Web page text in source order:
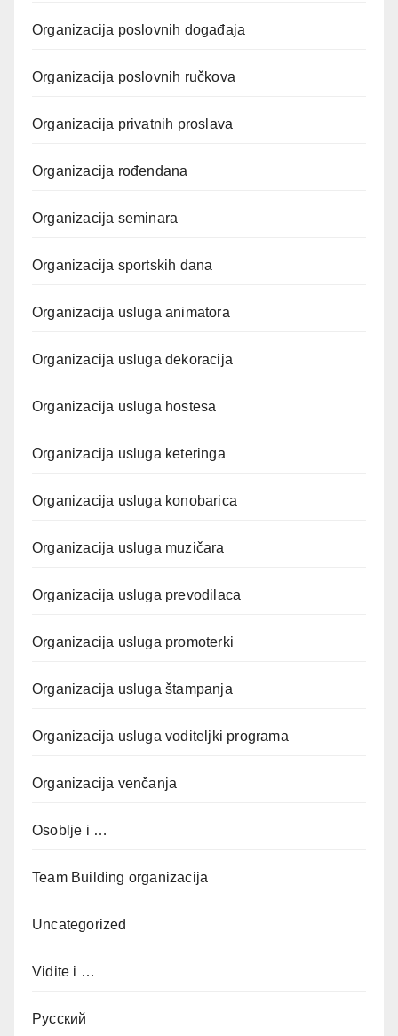
Organizacija poslovnih događaja
Organizacija poslovnih ručkova
Organizacija privatnih proslava
Organizacija rođendana
Organizacija seminara
Organizacija sportskih dana
Organizacija usluga animatora
Organizacija usluga dekoracija
Organizacija usluga hostesa
Organizacija usluga keteringa
Organizacija usluga konobarica
Organizacija usluga muzičara
Organizacija usluga prevodilaca
Organizacija usluga promoterki
Organizacija usluga štampanja
Organizacija usluga voditeljki programa
Organizacija venčanja
Osoblje i …
Team Building organizacija
Uncategorized
Vidite i …
Русский